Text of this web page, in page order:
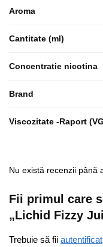
Aroma
Cantitate (ml)
Concentratie nicotina
Brand
Viscozitate -Raport
Nu există recenzii până
Fii primul care
„Lichid Fizzy
Trebuie să fii autentificat